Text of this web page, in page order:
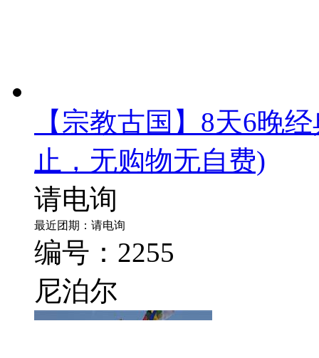
【宗教古国】8天6晚
止，无购物无自费)
请电询
最近团期：请电询
编号：2255
尼泊尔